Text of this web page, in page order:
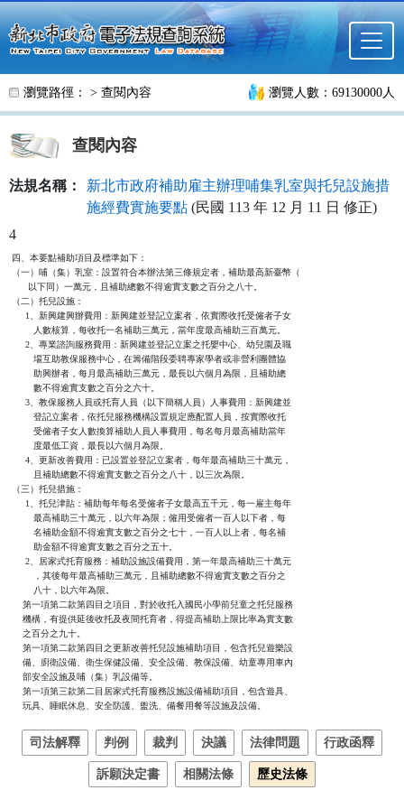
跳至主要內容
瀏覽路徑： > 查閱內容 瀏覽人數：69130000人
查閱內容
法規名稱：
新北市政府補助雇主辦理哺集乳室與托兒設施措
施經費實施要點 (民國 113 年 12 月 11 日 修正)
4
四、本要點補助項目及標準如下：
（一）哺（集）乳室：設置符合本辦法第三條規定者，補助最高新臺幣（
      以下同）一萬元，且補助總數不得逾實支數之百分之八十。
（二）托兒設施：
     1、新興建興辦費用：新興建並登記立案者，依實際收托受僱者子女
        人數核算，每收托一名補助三萬元，當年度最高補助三百萬元。
     2、專業諮詢服務費用：新興建並登記立案之托嬰中心、幼兒園及職
        場互助教保服務中心，在籌備階段委聘專家學者或非營利團體協
        助興辦者，每月最高補助三萬元，最長以六個月為限，且補助總
        數不得逾實支數之百分之六十。
     3、教保服務人員或托育人員（以下簡稱人員）人事費用：新興建並
        登記立案者，依托兒服務機構設置規定應配置人員，按實際收托
        受僱者子女人數換算補助人員人事費用，每名每月最高補助當年
        度最低工資，最長以六個月為限。
     4、更新改善費用：已設置並登記立案者，每年最高補助三十萬元，
        且補助總數不得逾實支數之百分之八十，以三次為限。
（三）托兒措施：
     1、托兒津貼：補助每年每名受僱者子女最高五千元，每一雇主每年
        最高補助三十萬元，以六年為限；僱用受僱者一百人以下者，每
        名補助金額不得逾實支數之百分之七十，一百人以上者，每名補
        助金額不得逾實支數之百分之五十。
     2、居家式托育服務：補助設施設備費用，第一年最高補助三十萬元
        ，其後每年最高補助三萬元，且補助總數不得逾實支數之百分之
        八十，以六年為限。
    第一項第二款第四目之項目，對於收托入國民小學前兒童之托兒服務
    機構，有提供延後收托及夜間托育者，得提高補助上限比率為實支數
    之百分之九十。
    第一項第二款第四目之更新改善托兒設施補助項目，包含托兒遊樂設
    備、廚衛設備、衛生保健設備、安全設備、教保設備、幼童專用車內
    部安全設施及哺（集）乳設備等。
    第一項第三款第二目居家式托育服務設施設備補助項目，包含遊具、
    玩具、睡眠休息、安全防護、盥洗、備餐用餐等設施及設備。
司法解釋 判例 裁判 決議 法律問題 行政函釋
訴願決定書 相關法條 歷史法條